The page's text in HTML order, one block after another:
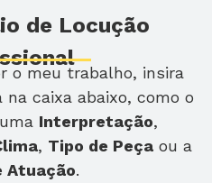
de Locução
o meu trabalho, insira
caixa abaixo, como o
Interpretação,
, Tipo de Peça ou a
Atuação.